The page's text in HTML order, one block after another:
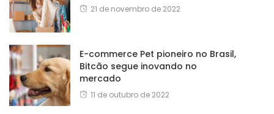
21 de novembro de 2022
E-commerce Pet pioneiro no Brasil,
Bitcão segue inovando no
mercado
11 de outubro de 2022